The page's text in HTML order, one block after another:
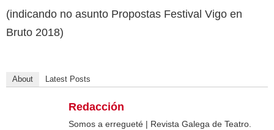
(indicando no asunto Propostas Festival Vigo en
Bruto 2018)
About Latest Posts
Redacción
Somos a erregueté | Revista Galega de Teatro.